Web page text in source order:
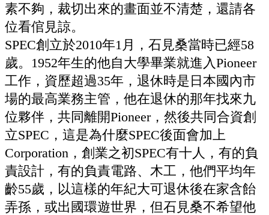
素不夠，裁切出來的畫面並不清楚，還請各
位看倌見諒。
SPEC創立於2010年1月，石見桑當時已經58
歲。1952年生的他自大學畢業就進入Pioneer
工作，資歷超過35年，退休時是日本國內市
場的最高業務主管，他在退休的那年找來九
位夥伴，共同離開Pioneer，然後共同合資創
立SPEC，這是為什麼SPEC後面會加上
Corporation，創業之初SPEC有十人，有的負
責設計，有的負責電路、木工，他們平均年
齡55歲，以這樣的年紀大可退休後在家含飴
弄孫，或出國環遊世界，但石見桑不希望他